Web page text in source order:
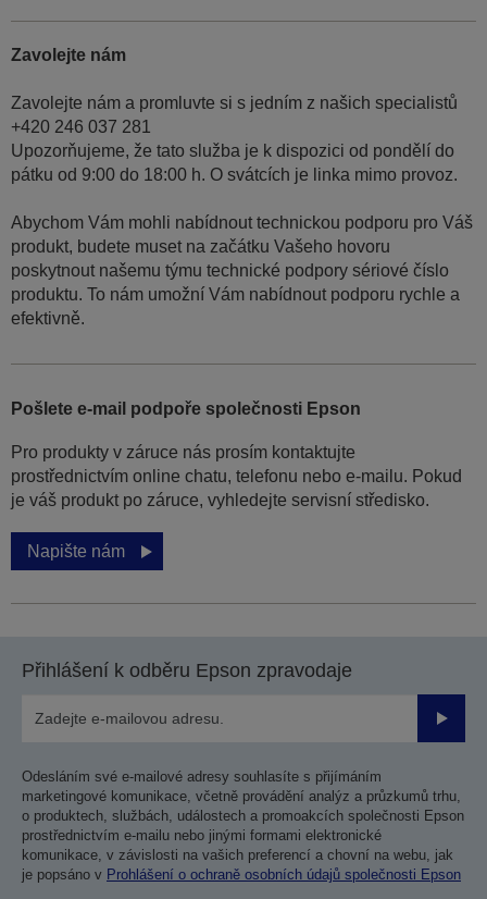
Zavolejte nám
Zavolejte nám a promluvte si s jedním z našich specialistů
+420 246 037 281
Upozorňujeme, že tato služba je k dispozici od pondělí do
pátku od 9:00 do 18:00 h. O svátcích je linka mimo provoz.
Abychom Vám mohli nabídnout technickou podporu pro Váš
produkt, budete muset na začátku Vašeho hovoru
poskytnout našemu týmu technické podpory sériové číslo
produktu. To nám umožní Vám nabídnout podporu rychle a
efektivně.
Pošlete e-mail podpoře společnosti Epson
Pro produkty v záruce nás prosím kontaktujte
prostřednictvím online chatu, telefonu nebo e-mailu. Pokud
je váš produkt po záruce, vyhledejte servisní středisko.
Napište nám
Přihlášení k odběru Epson zpravodaje
Odesláním své e-mailové adresy souhlasíte s přijímáním
marketingové komunikace, včetně provádění analýz a průzkumů trhu,
o produktech, službách, událostech a promoakcích společnosti Epson
prostřednictvím e-mailu nebo jinými formami elektronické
komunikace, v závislosti na vašich preferencí a chovní na webu, jak
je popsáno v Prohlášení o ochraně osobních údajů společnosti Epson